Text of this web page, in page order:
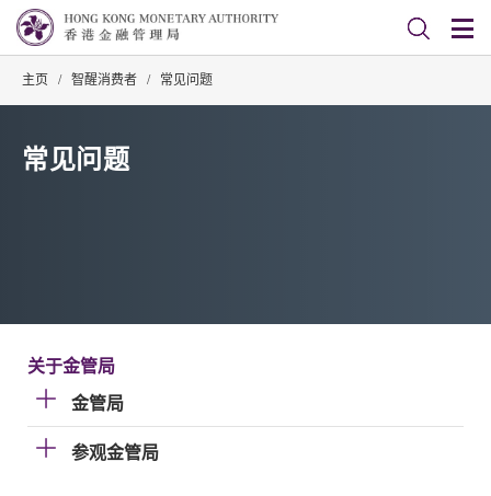
主页 / 智醒消费者 / 常见问题
常见问题
关于金管局
金管局
参观金管局